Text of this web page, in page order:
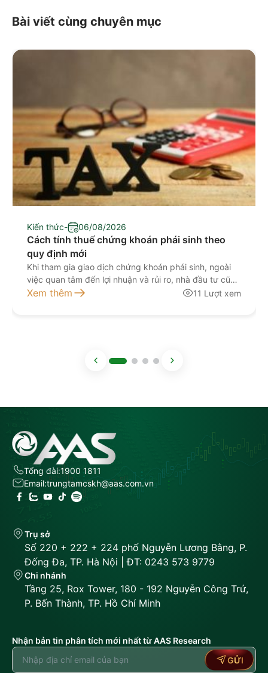
Bài viết cùng chuyên mục
Kiến thức- 06/08/2026
Cách tính thuế chứng khoán phái sinh theo
quy định mới
Khi tham gia giao dịch chứng khoán phái sinh, ngoài
việc quan tâm đến lợi nhuận và rủi ro, nhà đầu tư cũng
cần nắm rõ các quy định về thuế để tính toán chính
Xem thêm 11 Lượt xem
Tổng đài:1900 1811
Email:trungtamcskh@aas.com.vn
Trụ sở
Số 220 + 222 + 224 phố Nguyễn Lương Bằng, P.
Đống Đa, TP. Hà Nội | ĐT: 0243 573 9779
Chi nhánh
Tầng 25, Rox Tower, 180 - 192 Nguyễn Công Trứ,
P. Bến Thành, TP. Hồ Chí Minh
Nhận bản tin phân tích mới nhất từ AAS Research
GỬI